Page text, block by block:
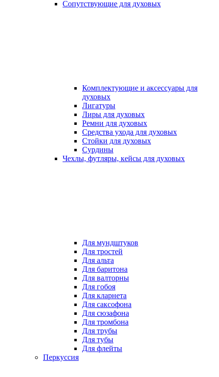
Сопутствующие для духовых
Комплектующие и аксессуары для
духовых
Лигатуры
Лиры для духовых
Ремни для духовых
Средства ухода для духовых
Стойки для духовых
Сурдины
Чехлы, футляры, кейсы для духовых
Для мундштуков
Для тростей
Для альта
Для баритона
Для валторны
Для гобоя
Для кларнета
Для саксофона
Для сюзафона
Для тромбона
Для трубы
Для тубы
Для флейты
Перкуссия